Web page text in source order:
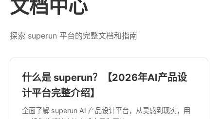
文档中心
探索 superun 平台的完整文档和指南
什么是 superun？【2026年AI产品设
计平台完整介绍】
全面了解 superun AI 产品设计平台，从灵感到现实，用